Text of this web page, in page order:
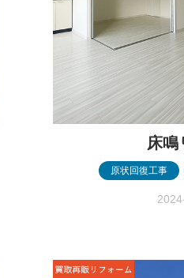
床鳴
原状回復工事 ,
アパート一室・